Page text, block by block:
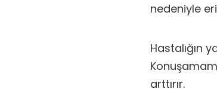
nedeniyle
Hastalığın
arttırır.